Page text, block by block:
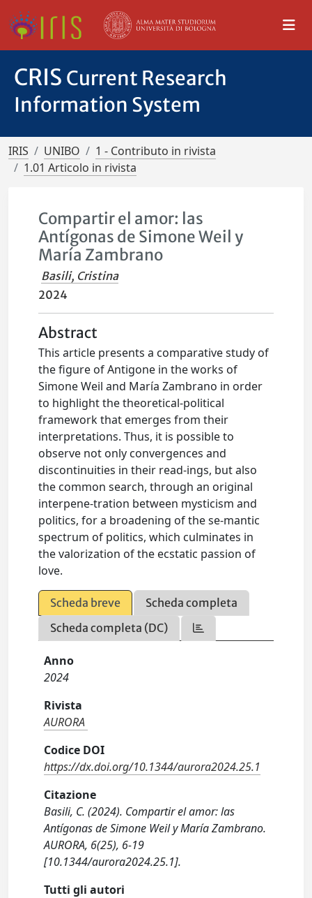
CRIS Current Research
Information System
IRIS UNIBO
1 - Contributo in rivista
1.01 Articolo in rivista
Compartir el amor: las
Antígonas de Simone Weil y
María Zambrano
Basili, Cristina
2024
Abstract
This article presents a comparative study of
the figure of Antigone in the works of
Simone Weil and María Zambrano in order
to highlight the theoretical-political
framework that emerges from their
interpretations. Thus, it is possible to
observe not only convergences and
discontinuities in their read-ings, but also
the common search, through an original
interpene-tration between mysticism and
politics, for a broadening of the se-mantic
spectrum of politics, which culminates in
the valorization of the ecstatic passion of
love.
Scheda breve
Scheda completa
Scheda completa (DC)
Anno
2024
Rivista
AURORA
Codice DOI
https://dx.doi.org/10.1344/aurora2024.25.1
Citazione
Basili, C. (2024). Compartir el amor: las
Antígonas de Simone Weil y María Zambrano.
AURORA, 6(25), 6-19
[10.1344/aurora2024.25.1].
Tutti gli autori